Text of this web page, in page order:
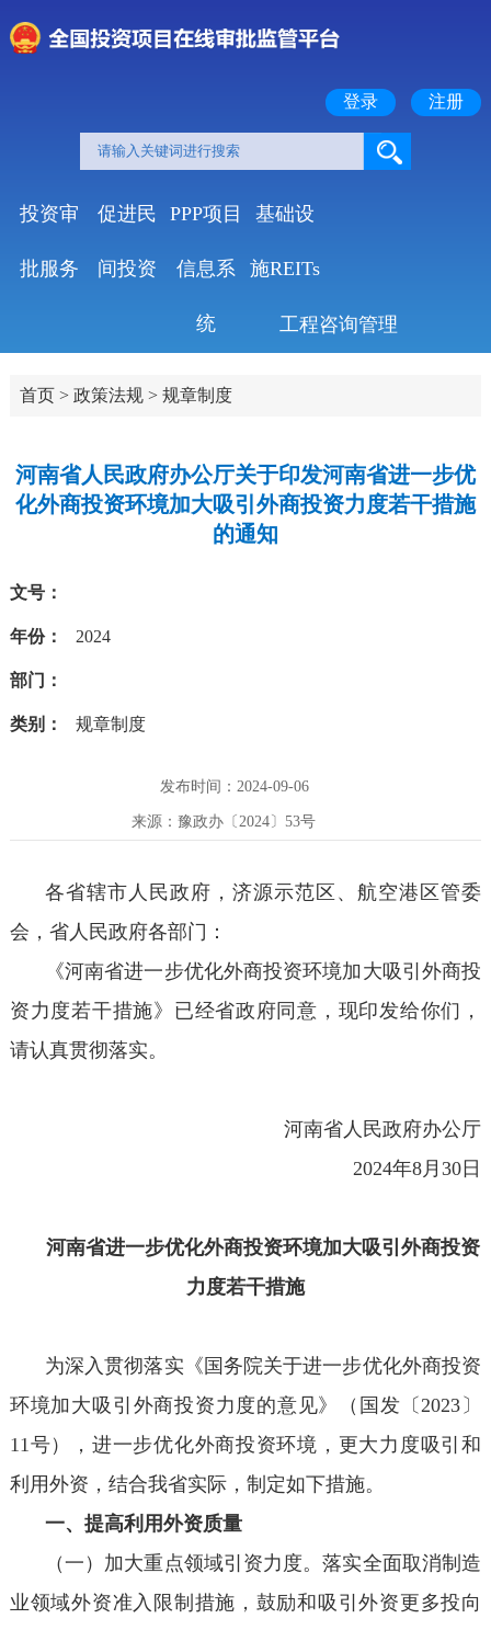
登录 注册
投资审
批服务
促进民
间投资
PPP项目
信息系
统
基础设
施REITs
工程咨询管理
首页> 政策法规> 规章制度
河南省人民政府办公厅关于印发河南省进一步优
化外商投资环境加大吸引外商投资力度若干措施
的通知
文号：
年份： 2024
部门：
类别： 规章制度
发布时间：2024-09-06
来源：豫政办〔2024〕53号
各省辖市人民政府，济源示范区、航空港区管委
会，省人民政府各部门：
《河南省进一步优化外商投资环境加大吸引外商投
资力度若干措施》已经省政府同意，现印发给你们，
请认真贯彻落实。
河南省人民政府办公厅
2024年8月30日
河南省进一步优化外商投资环境加大吸引外商投资
力度若干措施
为深入贯彻落实《国务院关于进一步优化外商投资
环境加大吸引外商投资力度的意见》（国发〔2023〕
11号），进一步优化外商投资环境，更大力度吸引和
利用外资，结合我省实际，制定如下措施。
一、提高利用外资质量
（一）加大重点领域引资力度。落实全面取消制造
业领域外资准入限制措施，鼓励和吸引外资更多投向